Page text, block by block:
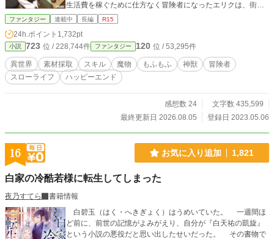
生活費を稼ぐために仕方なく冒険者になったエリクは、街の
外で採取前の素材に触れたことでスキルの真価に気づいた。
材をより良いものに変化させるというものだったのだ。 スキ
ルの真の力に気づいたエリクは、その力によって激レア素材
も手に入れられるようになり、冒険者として、さらに錬金術
師としても頭角を表していく。 また、エリクのスキルを気に
入った存在が仲間になり――。
ファンタジー 連載中 長編 R15
24h.ポイント 1,732pt
小説 723 位 / 228,744件 ファンタジー 120 位 / 53,295件
異世界 素材採取 スキル 魔物 もふもふ 神獣
冒険者
スローライフ
ハッピーエンド
感想数 24
文字数 435,599
最終更新日 2026.08.05
登録日 2023.05.06
16 お気に入り追加 1,821
白家の冷酷若様に転生してしまった
夜乃すてら
書籍情報
白碧玉（はく・へきぎょく）はうめいていた。 一週間ほ
ど前に、前世の記憶がよみがえり、自分が『白天祐の凱旋』
という小説の悪役だと思い出したせいだった。 その書物で